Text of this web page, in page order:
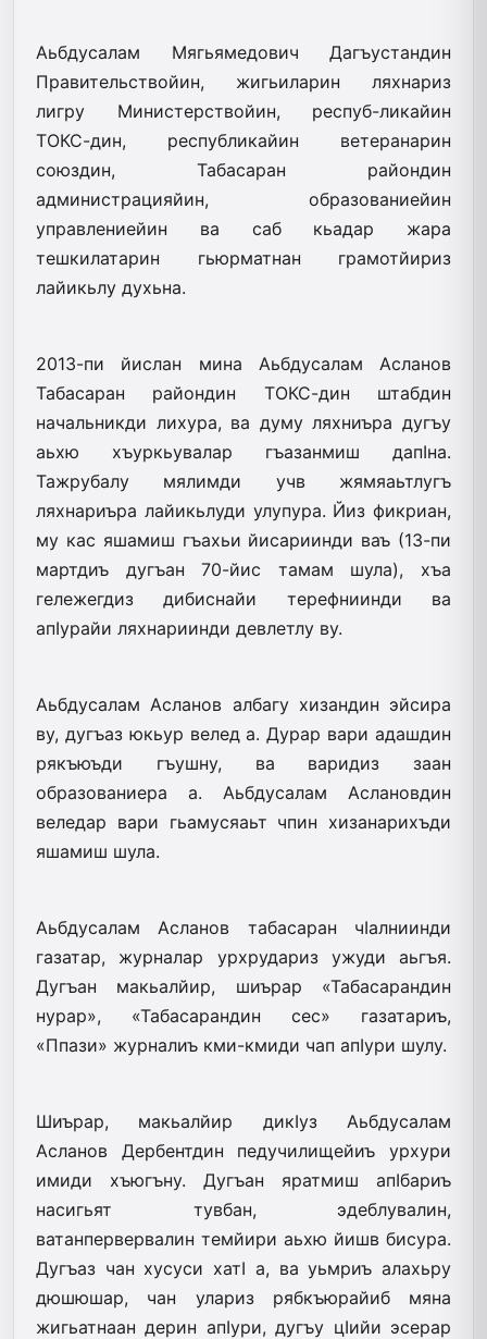
Аьбдусалам Мягьямедович Дагъустандин
Правительствойин, жигьиларин ляхнариз
лигру Министерствойин, респуб-ликайин
ТОКС-дин, республикайин ветеранарин
союздин, Табасаран райондин
администрацияйин, образованиейин
управлениейин ва саб кьадар жара
тешкилатарин гьюрматнан грамотйириз
лайикьлу духьна.
2013-пи йислан мина Аьбдусалам Асланов
Табасаран райондин ТОКС-дин штабдин
начальникди лихура, ва думу ляхниъра дугъу
аьхю хъуркьувалар гъазанмиш дапIна.
Тажрубалу мялимди учв жямяаьтлугъ
ляхнариъра лайикьлуди улупура. Йиз фикриан,
му кас яшамиш гъахьи йисариинди ваъ (13-пи
мартдиъ дугъан 70-йис тамам шула), хъа
гележегдиз дибиснайи терефниинди ва
апIурайи ляхнариинди девлетлу ву.
Аьбдусалам Асланов албагу хизандин эйсира
ву, дугъаз юкьур велед а. Дурар вари адашдин
рякъюъди гъушну, ва варидиз заан
образованиера а. Аьбдусалам Аслановдин
веледар вари гьамусяаьт чпин хизанарихъди
яшамиш шула.
Аьбдусалам Асланов табасаран чIалниинди
газатар, журналар урхрудариз ужуди аьгъя.
Дугъан макьалйир, шиърар «Табасарандин
нурар», «Табасарандин сес» газатариъ,
«Ппази» журналиъ кми-кмиди чап апIури шулу.
Шиърар, макьалйир дикIуз Аьбдусалам
Асланов Дербентдин педучилищейиъ урхури
имиди хъюгъну. Дугъан яратмиш апIбариъ
насигьят тувбан, эдеблувалин,
ватанпервервалин темйири аьхю йишв бисура.
Дугъаз чан хусуси хатI а, ва уьмриъ алахьру
дюшюшар, чан улариз рябкъюрайиб мяна
жигьатнаан дерин апIури, дугъу цIийи эсерар